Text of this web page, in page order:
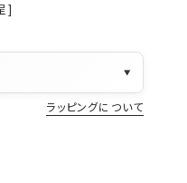
]
▼
ラッピングについて